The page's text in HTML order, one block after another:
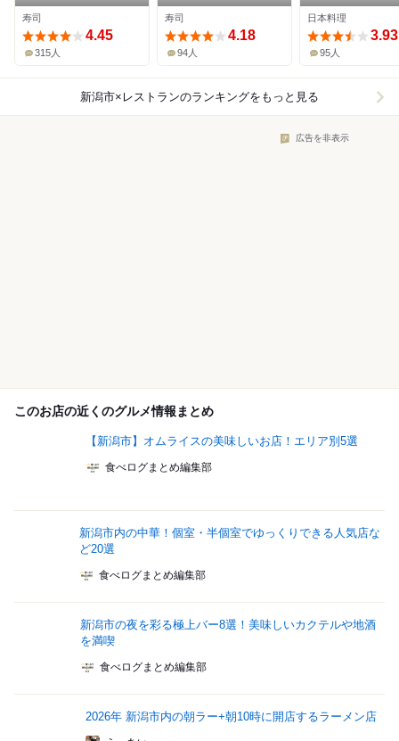
寿司
4.45
315人
寿司
4.18
94人
日本料理
3.93
95人
新潟市×レストランのランキングをもっと見る
広告を非表示
このお店の近くのグルメ情報まとめ
【新潟市】オムライスの美味しいお店！エリア別5選
食べログまとめ編集部
新潟市内の中華！個室・半個室でゆっくりできる人気店な
ど20選
食べログまとめ編集部
新潟市の夜を彩る極上バー8選！美味しいカクテルや地酒
を満喫
食べログまとめ編集部
2026年 新潟市内の朝ラー+朝10時に開店するラーメン店